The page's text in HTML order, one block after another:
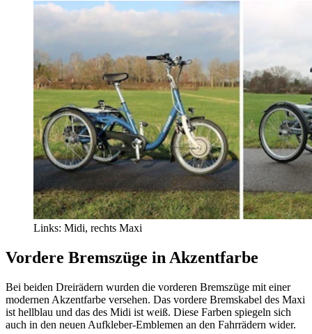
Links: Midi, rechts Maxi
Vordere Bremszüge in Akzentfarbe
Bei beiden Dreirädern wurden die vorderen Bremszüge mit einer
modernen Akzentfarbe versehen. Das vordere Bremskabel des Maxi
ist hellblau und das des Midi ist weiß. Diese Farben spiegeln sich
auch in den neuen Aufkleber-Emblemen an den Fahrrädern wider.